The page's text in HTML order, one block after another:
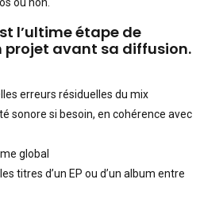
l’ultime étape de
projet avant sa diffusion.
erreurs résiduelles du mix
sonore si besoin, en cohérence avec
global
titres d’un EP ou d’un album entre